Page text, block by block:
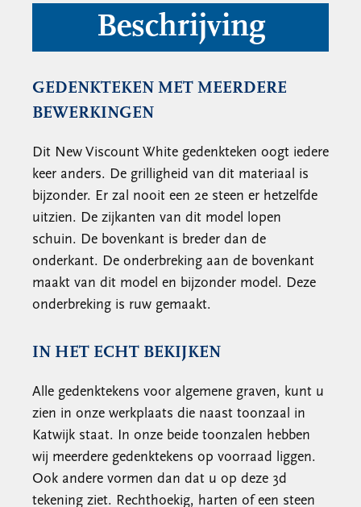
Beschrijving
GEDENKTEKEN MET MEERDERE
BEWERKINGEN
Dit New Viscount White gedenkteken oogt iedere
keer anders. De grilligheid van dit materiaal is
bijzonder. Er zal nooit een 2e steen er hetzelfde
uitzien. De zijkanten van dit model lopen
schuin. De bovenkant is breder dan de
onderkant. De onderbreking aan de bovenkant
maakt van dit model en bijzonder model. Deze
onderbreking is ruw gemaakt.
IN HET ECHT BEKIJKEN
Alle gedenktekens voor algemene graven, kunt u
zien in onze werkplaats die naast toonzaal in
Katwijk staat. In onze beide toonzalen hebben
wij meerdere gedenktekens op voorraad liggen.
Ook andere vormen dan dat u op deze 3d
tekening ziet. Rechthoekig, harten of een steen